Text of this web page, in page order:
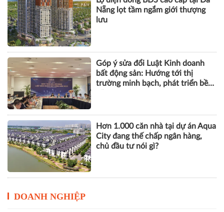
Nẵng lọt tầm ngắm giới thượng
lưu
Góp ý sửa đổi Luật Kinh doanh
bất động sản: Hướng tới thị
trường minh bạch, phát triển bền
Hơn 1.000 căn nhà tại dự án Aqua
City đang thế chấp ngân hàng,
chủ đầu tư nói gì?
DOANH NGHIỆP